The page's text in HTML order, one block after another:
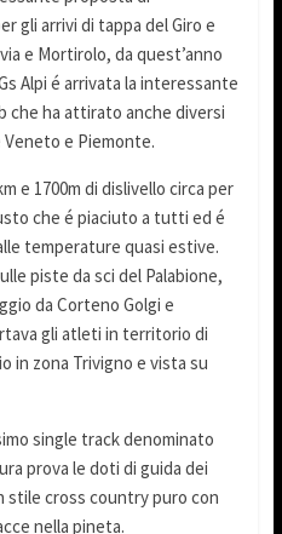
gli arrivi di tappa del Giro e
e Mortirolo, da quest’anno
Alpi é arrivata la interessante
che ha attirato anche diversi
e Piemonte.
e 1700m di dislivello circa per
che é piaciuto a tutti ed é
temperature quasi estive.
piste da sci del Palabione,
da Corteno Golgi e
gli atleti in territorio di
in zona Trivigno e vista su
single track denominato
prova le doti di guida dei
stile cross country puro con
nella pineta.